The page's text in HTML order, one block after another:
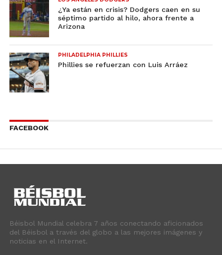
¿Ya están en crisis? Dodgers caen en su
séptimo partido al hilo, ahora frente a
Arizona
PHILADELPHIA PHILLIES
Phillies se refuerzan con Luis Arráez
FACEBOOK
Béisbol Mundial celebra 7 años conectando aficionados
del Béisbol a través del globo a las mejores imágenes y
noticias en el Internet.